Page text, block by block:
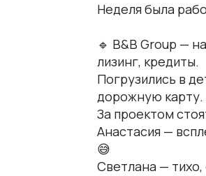
Неделя была
🔹 B&B Group —
лизинг, кредиты.
Погрузились в
дорожную карту.
За проектом
Анастасия —
😅
Светлана — тихо,